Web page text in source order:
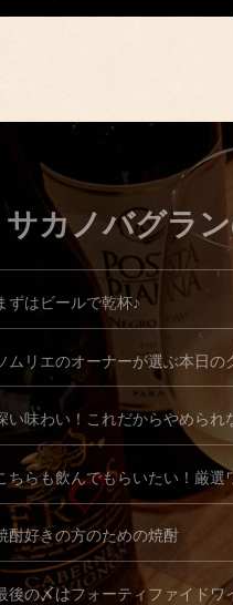
サカノバグラ
ずはビールで乾杯♪
ムリエのオーナーが選ぶ本日の
い味わい！これだからやめられ
ちらも飲んでもらいたい！厳選
酎好きの方のための焼酎
後の〆はフォーティファイドワ